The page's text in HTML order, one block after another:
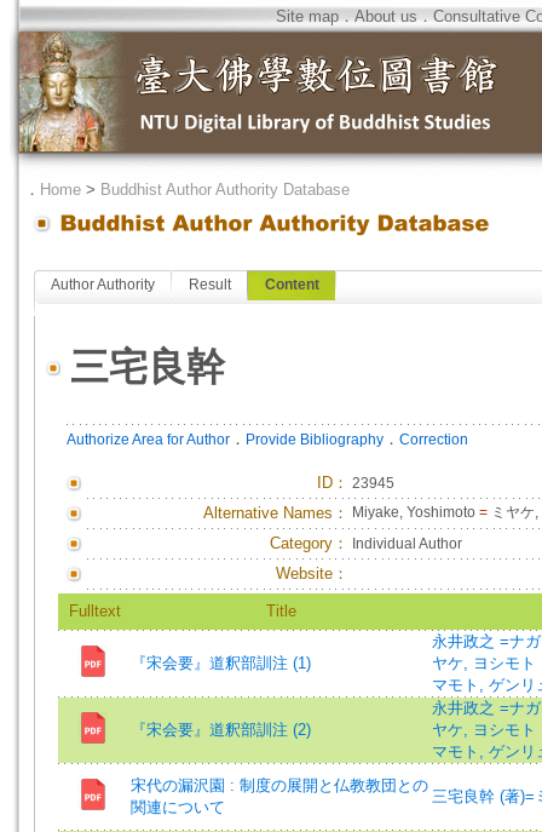
Site map．About us．Consultative
． Home > Buddhist Author Authority Database
Author Authority Result Content
三宅良幹
Authorize Area for Author ． Provide Bibliography ． Correction
ID ： 23945
Alternative Names： Miyake, Yoshimoto = ミヤケ
Category： Individual Author
Website：
Fulltext Title
『宋会要』道釈部訓注 (1)
永井政之 =ナ
ヤケ, ヨシモト
マモト, ゲンリ
『宋会要』道釈部訓注 (2)
永井政之 =ナ
ヤケ, ヨシモト
マモト, ゲンリ
宋代の漏沢園 : 制度の展開と仏教教団との
関連について
三宅良幹 (著)=